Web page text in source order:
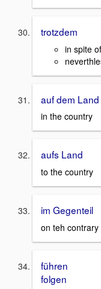
trotzdem
in spite
auf dem Land
in the country
aufs Land
to the country
im Gegenteil
on teh contrary
führen
folgen